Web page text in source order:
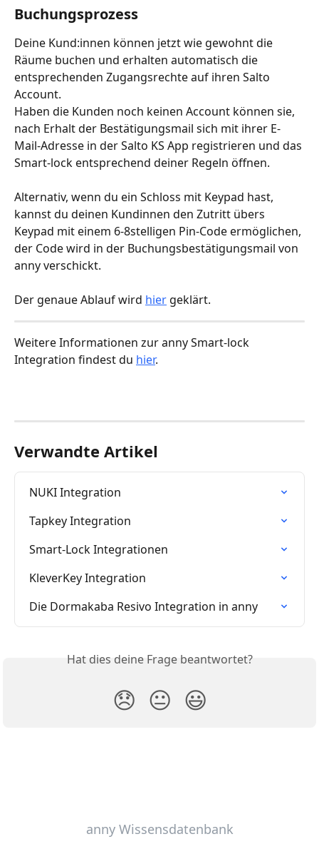
Buchungsprozess
Deine Kund:innen können jetzt wie gewohnt die
Räume buchen und erhalten automatisch die
entsprechenden Zugangsrechte auf ihren Salto
Account.
Haben die Kunden noch keinen Account können sie,
nach Erhalt der Bestätigungsmail sich mit ihrer E-
Mail-Adresse in der Salto KS App registrieren und das
Smart-lock entsprechend deiner Regeln öffnen.
Alternativ, wenn du ein Schloss mit Keypad hast,
kannst du deinen Kundinnen den Zutritt übers
Keypad mit einem 6-8stelligen Pin-Code ermöglichen,
der Code wird in der Buchungsbestätigungsmail von
anny verschickt.
Der genaue Ablauf wird hier geklärt.
Weitere Informationen zur anny Smart-lock
Integration findest du hier.
Verwandte Artikel
NUKI Integration
Tapkey Integration
Smart-Lock Integrationen
KleverKey Integration
Die Dormakaba Resivo Integration in anny
Hat dies deine Frage beantwortet?
😞 😐 😃
anny Wissensdatenbank